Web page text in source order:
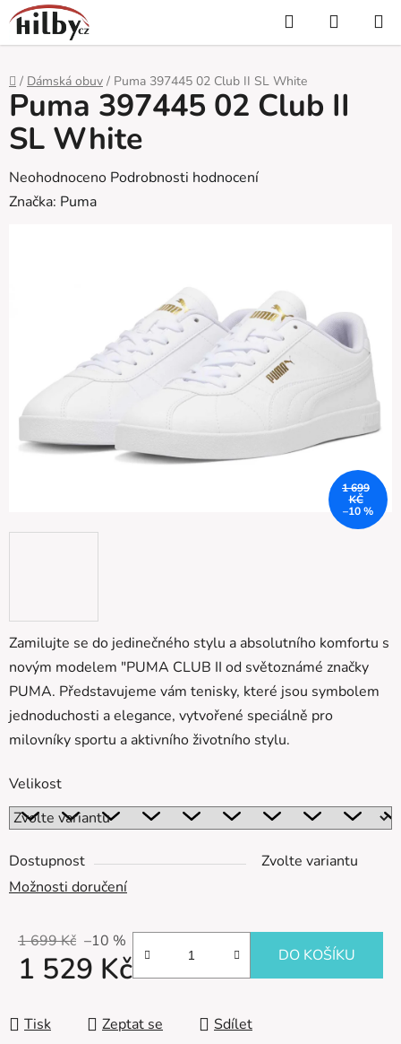
Přejít
na
obsah
Hledat
KOŠÍK
Domů
/ Dámská obuv / Puma 397445 02 Club II SL White
Zamilujte se do jedinečného stylu a absolutního komfortu s
novým modelem "PUMA CLUB II od světoznámé značky
PUMA. Představujeme vám tenisky, které jsou symbolem
jednoduchosti a elegance, vytvořené speciálně pro
milovníky sportu a aktivního životního stylu.
Velikost
Dostupnost
Zvolte variantu
Možnosti doručení
1 699 Kč –10 %
1 529 Kč DO KOŠÍKU
Tisk Zeptat se Sdílet
Puma 397445 02 Club II
SL White
Průměrné
hodnocení
Neohodnoceno Podrobnosti hodnocení
Značka: Puma
1 699
KČ
–10 %